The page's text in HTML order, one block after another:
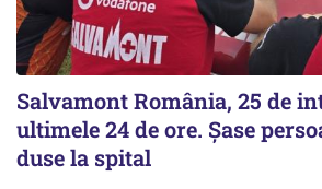
Salvamont România, 25 de
ultimele 24 de ore. Șase
duse la spital